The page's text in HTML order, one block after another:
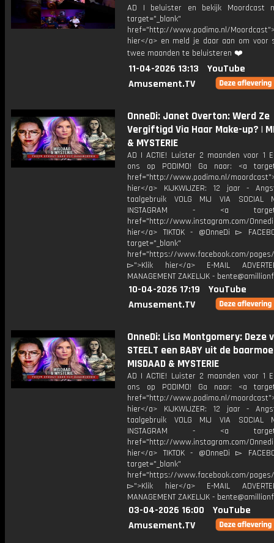
AD | beluister en bekijk Moordcast
target="_blank"
href="http://www.podimo.nl/
hier</a> en meld je daar aan om voor
twee maanden te beluisteren ❤️
11-04-2026 13:13
YouTube
Amusement.TV
OnneDi: Janet Overton: Werd Ze
Vergiftigd Via Haar Make-up? |
& MYSTERIE
AD | ACTIE! Luister 2 maanden voor 1
ons op PODIMO! Ga naar: <a
href="http://www.podimo.nl/
hier</a> KIJKWIJZER: 12 jaar -
taalgebruik VOLG MIJ VIA SOCIAL
INSTAGRAM - <a
href="http://www.instagram.com/
hier</a> TIKTOK - @OnneDi ▻
target="_blank"
href="https://www.facebook.com/pages/
▻">Klik hier</a> E-MAIL
MANAGEMENT ZAKELIJK -
10-04-2026 17:19
YouTube
Amusement.TV
OnneDi: Lisa Montgomery: Deze
STEELT een BABY uit de
MISDAAD & MYSTERIE
AD | ACTIE! Luister 2 maanden voor 1
ons op PODIMO! Ga naar: <a
href="http://www.podimo.nl/
hier</a> KIJKWIJZER: 12 jaar -
taalgebruik VOLG MIJ VIA SOCIAL
INSTAGRAM - <a
href="http://www.instagram.com/
hier</a> TIKTOK - @OnneDi ▻
target="_blank"
href="https://www.facebook.com/pages/
▻">Klik hier</a> E-MAIL
MANAGEMENT ZAKELIJK -
03-04-2026 16:00
YouTube
Amusement.TV